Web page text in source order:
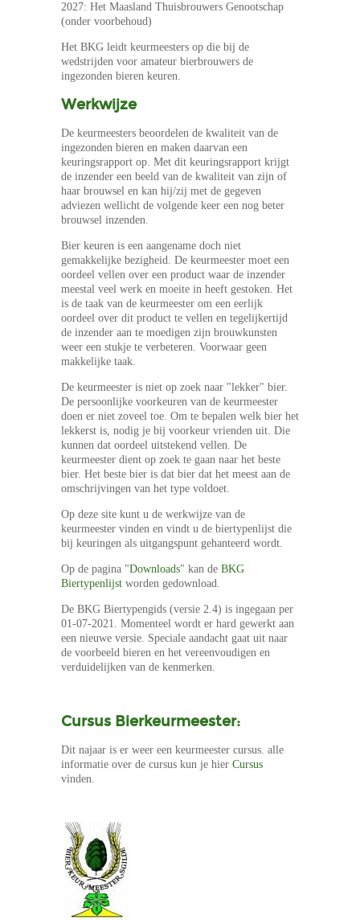
2027: Het Maasland Thuisbrouwers Genootschap
(onder voorbehoud)
Het BKG leidt keurmeesters op die bij de
wedstrijden voor amateur bierbrouwers de
ingezonden bieren keuren.
Werkwijze
De keurmeesters beoordelen de kwaliteit van de
ingezonden bieren en maken daarvan een
keuringsrapport op. Met dit keuringsrapport krijgt
de inzender een beeld van de kwaliteit van zijn of
haar brouwsel en kan hij/zij met de gegeven
adviezen wellicht de volgende keer een nog beter
brouwsel inzenden.
Bier keuren is een aangename doch niet
gemakkelijke bezigheid. De keurmeester moet een
oordeel vellen over een product waar de inzender
meestal veel werk en moeite in heeft gestoken. Het
is de taak van de keurmeester om een eerlijk
oordeel over dit product te vellen en tegelijkertijd
de inzender aan te moedigen zijn brouwkunsten
weer een stukje te verbeteren. Voorwaar geen
makkelijke taak.
De keurmeester is niet op zoek naar "lekker" bier.
De persoonlijke voorkeuren van de keurmeester
doen er niet zoveel toe. Om te bepalen welk bier het
lekkerst is, nodig je bij voorkeur vrienden uit. Die
kunnen dat oordeel uitstekend vellen. De
keurmeester dient op zoek te gaan naar het beste
bier. Het beste bier is dat bier dat het meest aan de
omschrijvingen van het type voldoet.
Op deze site kunt u de werkwijze van de
keurmeester vinden en vindt u de biertypenlijst die
bij keuringen als uitgangspunt gehanteerd wordt.
Op de pagina "Downloads" kan de BKG
Biertypenlijst worden gedownload.
De BKG Biertypengids (versie 2.4) is ingegaan per
01-07-2021. Momenteel wordt er hard gewerkt aan
een nieuwe versie. Speciale aandacht gaat uit naar
de voorbeeld bieren en het vereenvoudigen en
verduidelijken van de kenmerken.
Cursus Bierkeurmeester:
Dit najaar is er weer een keurmeester cursus. alle
informatie over de cursus kun je hier Cursus
vinden.
Biertypenlijst
Agenda
Cursus
Aanvragen keuring
Inloggen